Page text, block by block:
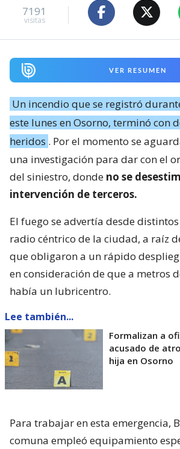
7191
visitas
VER RESUMEN
Un incendio que se registró
este lunes en Osorno, terminó con
heridos . Por el momento se
una investigación para dar con el
del siniestro, donde no se
intervención de terceros.
El fuego se advertía desde
radio céntrico de la ciudad, a raíz
que obligaron a un rápido
en consideración de que a metros
había un lubricentro.
Lee también...
Formalizan a
acusado de
hija en Osorno
Para trabajar en esta emergencia,
comuna empleó equipamiento